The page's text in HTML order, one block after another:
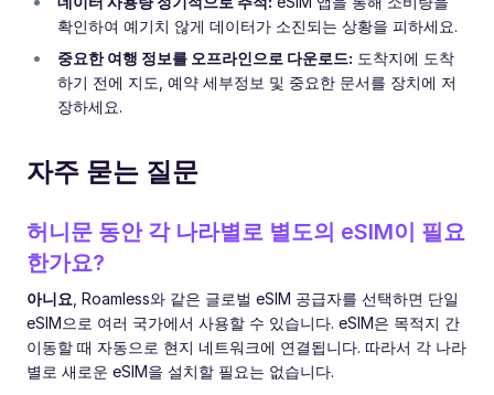
확인하여 예기치 않게 데이터가 소진되는 상황을 피하세요.
중요한 여행 정보를 오프라인으로 다운로드: 도착지에 도착
하기 전에 지도, 예약 세부정보 및 중요한 문서를 장치에 저
장하세요.
자주 묻는 질문
허니문 동안 각 나라별로 별도의 eSIM이 필요
한가요?
아니요 , Roamless와 같은 글로벌 eSIM 공급자를 선택하면 단일
eSIM으로 여러 국가에서 사용할 수 있습니다. eSIM은 목적지 간
이동할 때 자동으로 현지 네트워크에 연결됩니다. 따라서 각 나라
별로 새로운 eSIM을 설치할 필요는 없습니다.